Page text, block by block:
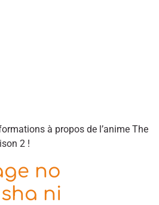
à propos de l’anime The
2 !
no
ni